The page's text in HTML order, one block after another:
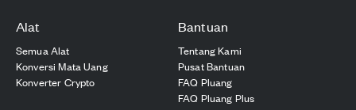
Alat
Semua Alat
Konversi Mata Uang
Konverter Crypto
Bantuan
Tentang Kami
Pusat Bantuan
FAQ Pluang
FAQ Pluang Plus